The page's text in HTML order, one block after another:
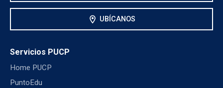
location_on UBÍCANOS
Servicios PUCP
Home PUCP
PuntoEdu